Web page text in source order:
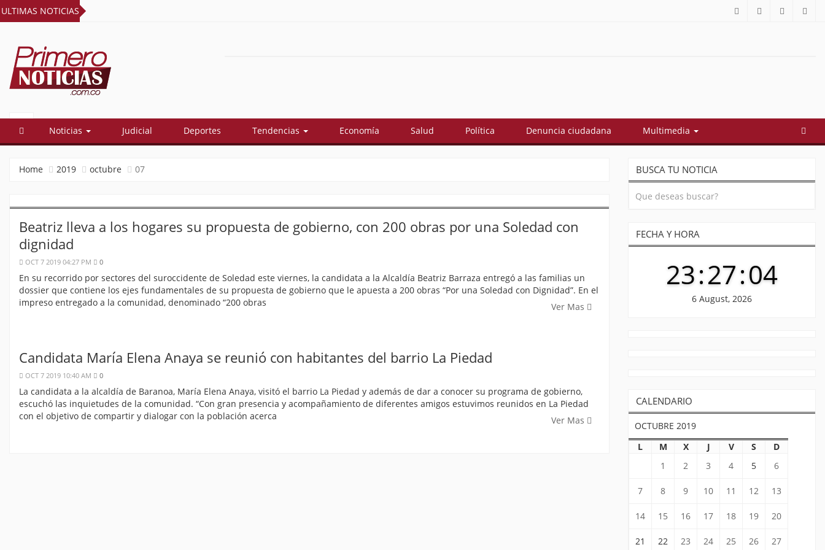
ULTIMAS NOTICIAS
NOTICIAS
Noticias Judicial Deportes Tendencias Economía Salud Política Denuncia ciudadana Multimedia
Home 2019 octubre 07
Beatriz lleva a los hogares su propuesta de gobierno, con 200 obras por una Soledad con
dignidad
OCT 7 2019 04:27 PM 0
En su recorrido por sectores del suroccidente de Soledad este viernes, la candidata a la Alcaldía Beatriz Barraza entregó a las familias un
dossier que contiene los ejes fundamentales de su propuesta de gobierno que le apuesta a 200 obras “Por una Soledad con Dignidad”. En el
impreso entregado a la comunidad, denominado “200 obras
Ver Mas
Candidata María Elena Anaya se reunió con habitantes del barrio La Piedad
OCT 7 2019 10:40 AM 0
La candidata a la alcaldía de Baranoa, María Elena Anaya, visitó el barrio La Piedad y además de dar a conocer su programa de gobierno,
escuchó las inquietudes de la comunidad. “Con gran presencia y acompañamiento de diferentes amigos estuvimos reunidos en La Piedad
con el objetivo de compartir y dialogar con la población acerca
Ver Mas
BUSCA TU NOTICIA
FECHA Y HORA
23:27:04
6 August, 2026
CALENDARIO
OCTUBRE 2019
L
M X J V S
D
1
2 3 4 5 6
7 8 9 10 11 12 13
14 15 16 17 18 19 20
21 22 23 24 25 26 27